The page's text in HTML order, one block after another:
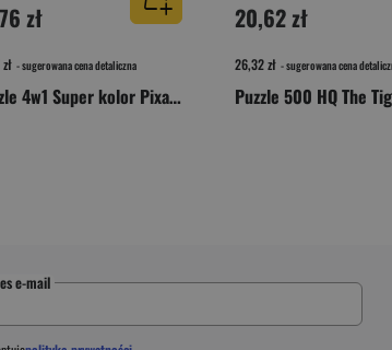
zł
- sugerowana cena detaliczna
Puzzle 4w1 Super kolor Pixar 21754
20,62 zł
26,32 zł - sugerowana cena
e-mail